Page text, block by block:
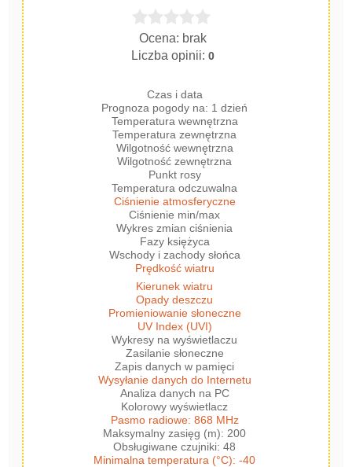
Ocena: brak
Liczba opinii:0
Czas i data
Prognoza pogody na: 1 dzień
Temperatura wewnętrzna
Temperatura zewnętrzna
Wilgotność wewnętrzna
Wilgotność zewnętrzna
Punkt rosy
Temperatura odczuwalna
Ciśnienie atmosferyczne
Ciśnienie min/max
Wykres zmian ciśnienia
Fazy księżyca
Wschody i zachody słońca
Prędkość wiatru
Kierunek wiatru
Opady deszczu
Promieniowanie słoneczne
UV Index (UVI)
Wykresy na wyświetlaczu
Zasilanie słoneczne
Zapis danych w pamięci
Wysyłanie danych do Internetu
Analiza danych na PC
Kolorowy wyświetlacz
Pasmo radiowe: 868 MHz
Maksymalny zasięg (m): 200
Obsługiwane czujniki: 48
Minimalna temperatura (°C): -40